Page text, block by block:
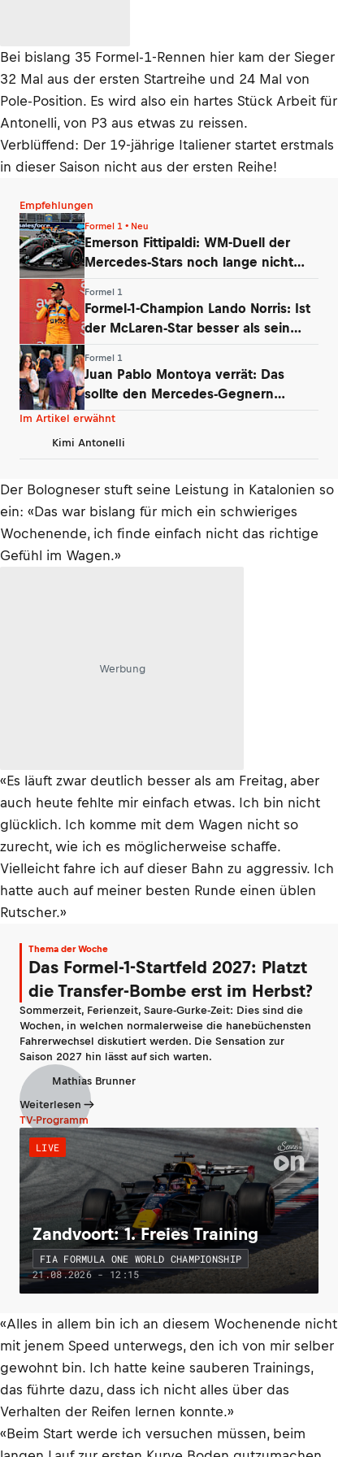
Bei bislang 35 Formel-1-Rennen hier kam der Sieger
32 Mal aus der ersten Startreihe und 24 Mal von
Pole-Position. Es wird also ein hartes Stück Arbeit für
Antonelli, von P3 aus etwas zu reissen.
Verblüffend: Der 19-jährige Italiener startet erstmals
in dieser Saison nicht aus der ersten Reihe!
Empfehlungen
Formel 1 • Neu
Emerson Fittipaldi: WM-Duell der
Mercedes-Stars noch lange nicht
Formel 1
Formel-1-Champion Lando Norris: Ist
der McLaren-Star besser als sein
Formel 1
Juan Pablo Montoya verrät: Das
sollte den Mercedes-Gegnern
Sorgen bereiten
Im Artikel erwähnt
Kimi Antonelli
Der Bologneser stuft seine Leistung in Katalonien so
ein: «Das war bislang für mich ein schwieriges
Wochenende, ich finde einfach nicht das richtige
Gefühl im Wagen.»
Werbung
«Es läuft zwar deutlich besser als am Freitag, aber
auch heute fehlte mir einfach etwas. Ich bin nicht
glücklich. Ich komme mit dem Wagen nicht so
zurecht, wie ich es möglicherweise schaffe.
Vielleicht fahre ich auf dieser Bahn zu aggressiv. Ich
hatte auch auf meiner besten Runde einen üblen
Rutscher.»
Thema der Woche
Das Formel-1-Startfeld 2027: Platzt
die Transfer-Bombe erst im Herbst?
Sommerzeit, Ferienzeit, Saure-Gurke-Zeit: Dies sind die
Wochen, in welchen normalerweise die hanebüchensten
Fahrerwechsel diskutiert werden. Die Sensation zur
Saison 2027 hin lässt auf sich warten.
Mathias Brunner
Weiterlesen
TV-Programm
LIVE
Zandvoort: 1. Freies Training
FIA FORMULA ONE WORLD CHAMPIONSHIP
21.08.2026 - 12:15
«Alles in allem bin ich an diesem Wochenende nicht
mit jenem Speed unterwegs, den ich von mir selber
gewohnt bin. Ich hatte keine sauberen Trainings,
das führte dazu, dass ich nicht alles über das
Verhalten der Reifen lernen konnte.»
«Beim Start werde ich versuchen müssen, beim